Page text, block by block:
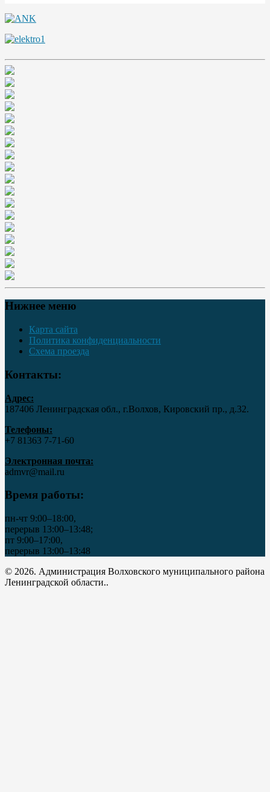
Нижнее меню
Карта сайта
Политика конфиденциальности
Схема проезда
Контакты:
Адрес:
187406 Ленинградская обл., г.Волхов, Кировский пр., д.32.
Телефоны:
+7 81363 7‑71-60
Электронная почта:
admvr@mail.ru
Время работы:
пн-чт 9:00–18:00,
перерыв 13:00–13:48;
пт 9:00–17:00,
перерыв 13:00–13:48
© 2026. Администрация Волховского муниципального района
Ленинградской области..